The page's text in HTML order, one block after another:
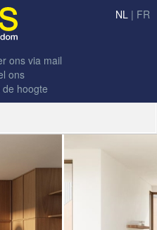
NL | FR
ons via mail
ons
hoogte